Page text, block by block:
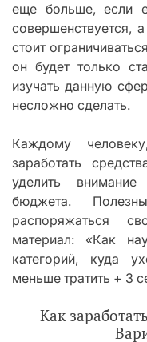
еще больше, если
совершенствуется,
стоит
он будет только
изучать данную
несложно сделать.
Каждому
заработать
уделить
бюджета.
распоряжаться
материал: «Как
категорий, куда
меньше тратить + 3
Как